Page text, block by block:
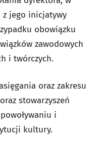
jego inicjatywy
obowiązku
zawodowych
i twórczych.
oraz zakresu
stowarzyszeń
i
kultury.